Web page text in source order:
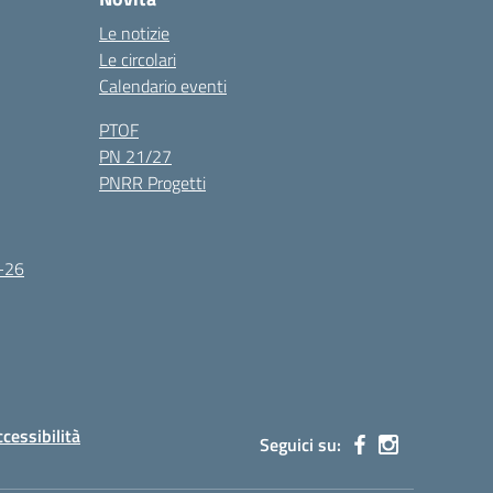
26
Le notizie
Le circolari
Calendario eventi
PTOF
PN 21/27
PNRR Progetti
Seguici su: